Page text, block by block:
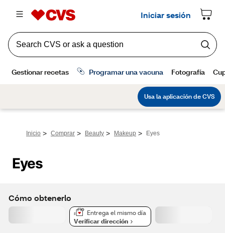
Inicio > Comprar > Beauty > Makeup > Eyes
Eyes
Cómo obtenerlo
Entrega el mismo día
Verificar dirección